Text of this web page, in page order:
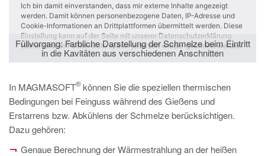
einverstanden, dass mir externe Inhalte angezeigt
können personenbezogene Daten, IP-Adresse und
an Drittplattformen übermittelt werden. Diese
auf der Seite mit unserer Datenschutzerklärung
Fußbereich) später jederzeit wieder geändert werden.
Farbliche Darstellung der Schmelze beim Eintritt
Kavitäten aus verschiedenen Anschnitten
Ich bin damit
werden. Damit
Cookie-
Einstellung
(siehe Link im
In MAGMASOFT
®können Sie die speziellen thermischen
Bedingungen bei Feinguss während des Gießens und
Erstarrens bzw. Abkühlens der Schmelze berücksichtigen.
Dazu gehören:
Genaue Berechnung der Wärmestrahlung an der heißen